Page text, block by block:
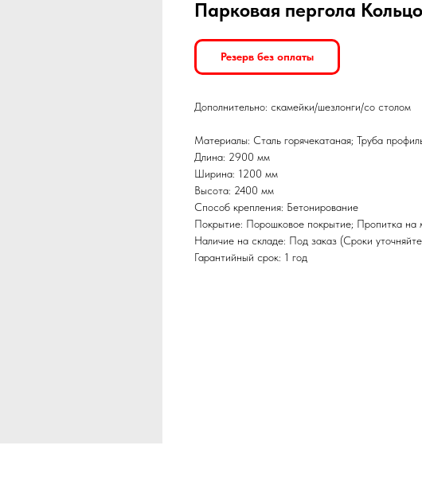
Парковая пергола Кольцо
Резерв без оплаты
Дополнительно: скамейки/шезлонги/со столом
Материалы: Сталь горячекатаная; Труба
Длина: 2900 мм
Ширина: 1200 мм
Высота: 2400 мм
Способ крепления: Бетонирование
Покрытие: Порошковое покрытие; Пропитка на
Наличие на складе: Под заказ (Сроки
Гарантийный срок: 1 год